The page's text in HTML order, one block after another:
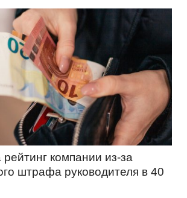
компании из-за
штрафа руководителя в 40